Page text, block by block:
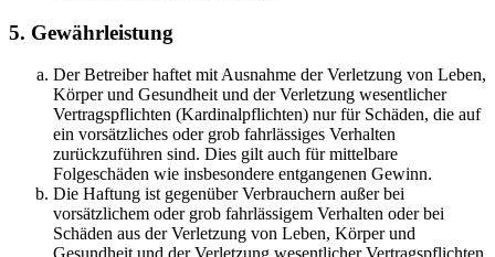
5. Gewährleistung
Der Betreiber haftet mit Ausnahme der Verletzung von Leben,
Körper und Gesundheit und der Verletzung wesentlicher
Vertragspflichten (Kardinalpflichten) nur für Schäden, die auf
ein vorsätzliches oder grob fahrlässiges Verhalten
zurückzuführen sind. Dies gilt auch für mittelbare
Folgeschäden wie insbesondere entgangenen Gewinn.
Die Haftung ist gegenüber Verbrauchern außer bei
vorsätzlichem oder grob fahrlässigem Verhalten oder bei
Schäden aus der Verletzung von Leben, Körper und